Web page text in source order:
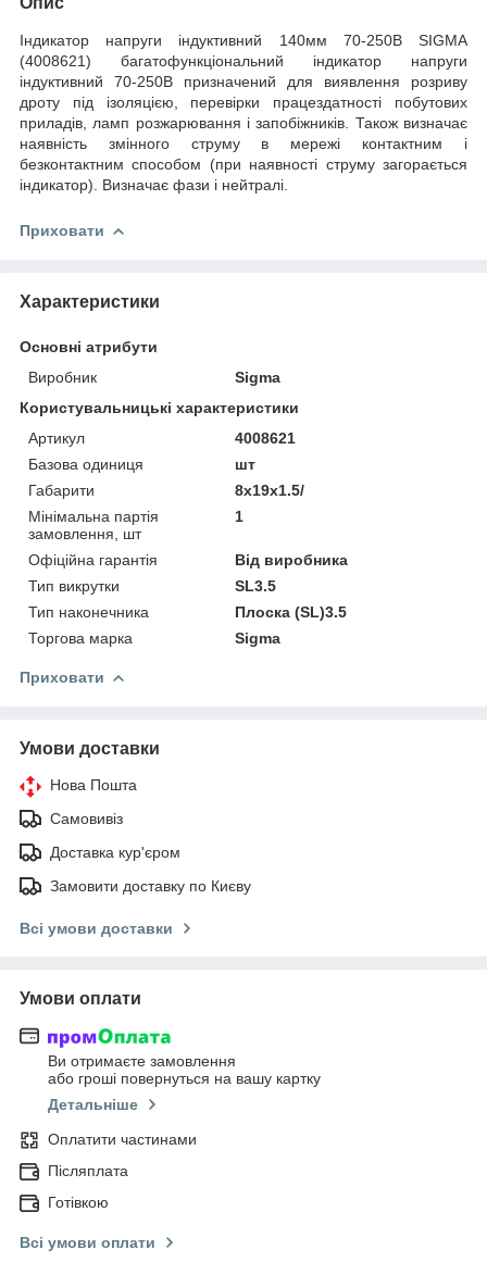
Індикатор напруги індуктивний 140мм 70-250В SIGMA
(4008621) багатофункціональний індикатор напруги
індуктивний 70-250В призначений для виявлення розриву
дроту під ізоляцією, перевірки працездатності побутових
приладів, ламп розжарювання і запобіжників. Також визначає
наявність змінного струму в мережі контактним і
безконтактним способом (при наявності струму загорається
індикатор). Визначає фази і нейтралі.
Приховати
Характеристики
Основні атрибути
Виробник
Sigma
Користувальницькі характеристики
Артикул
4008621
Базова одиниця
шт
Габарити
8x19x1.5/
Мінімальна партія
замовлення, шт
1
Офіційна гарантія
Від виробника
Тип викрутки
SL3.5
Тип наконечника
Плоска (SL)3.5
Торгова марка
Sigma
Приховати
Умови доставки
Нова Пошта
Самовивіз
Доставка кур'єром
Замовити доставку по Києву
Всі умови доставки
Умови оплати
Ви отримаєте замовлення
або гроші повернуться на вашу картку
Детальніше
Оплатити частинами
Післяплата
Готівкою
Всі умови оплати